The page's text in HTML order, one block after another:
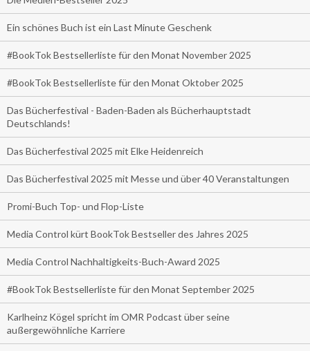
Ein schönes Buch ist ein Last Minute Geschenk
#BookTok Bestsellerliste für den Monat November 2025
#BookTok Bestsellerliste für den Monat Oktober 2025
Das Bücherfestival - Baden-Baden als Bücherhauptstadt
Deutschlands!
Das Bücherfestival 2025 mit Elke Heidenreich
Das Bücherfestival 2025 mit Messe und über 40 Veranstaltungen
Promi-Buch Top- und Flop-Liste
Media Control kürt BookTok Bestseller des Jahres 2025
Media Control Nachhaltigkeits-Buch-Award 2025
#BookTok Bestsellerliste für den Monat September 2025
Karlheinz Kögel spricht im OMR Podcast über seine
außergewöhnliche Karriere